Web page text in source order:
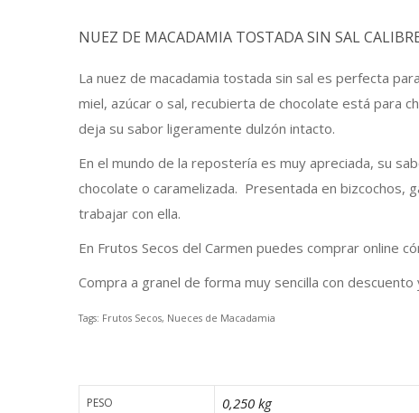
NUEZ DE MACADAMIA TOSTADA SIN SAL
La nuez de macadamia tostada sin sal es perfecta
miel, azúcar o sal, recubierta de chocolate está para
deja su sabor ligeramente dulzón intacto.
En el mundo de la repostería es muy apreciada, su
chocolate o caramelizada. Presentada en bizcochos,
trabajar con ella.
En Frutos Secos del Carmen puedes comprar online
Compra a granel de forma muy sencilla con
Tags: Frutos Secos, Nueces de Macadamia
PESO 0,250 kg